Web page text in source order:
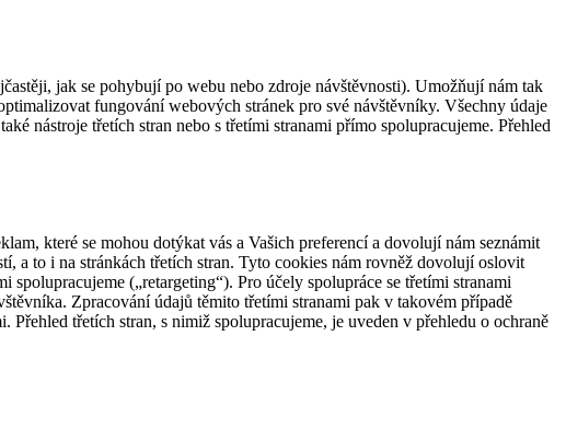
jak se pohybují po webu nebo zdroje návštěvnosti). Umožňují nám tak
fungování webových stránek pro své návštěvníky. Všechny údaje
nástroje třetích stran nebo s třetími stranami přímo spolupracujeme. Přehled
které se mohou dotýkat vás a Vašich preferencí a dovolují nám seznámit
a to i na stránkách třetích stran. Tyto cookies nám rovněž dovolují oslovit
(„retargeting“). Pro účely spolupráce se třetími stranami
Zpracování údajů těmito třetími stranami pak v takovém případě
třetích stran, s nimiž spolupracujeme, je uveden v přehledu o ochraně